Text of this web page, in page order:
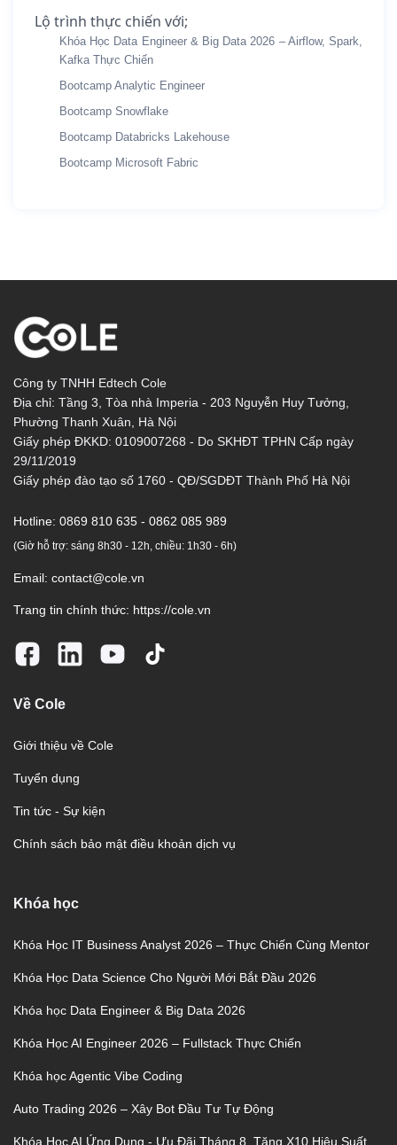
Lộ trình thực chiến với;
Khóa Học Data Engineer & Big Data 2026 – Airflow, Spark,
Kafka Thực Chiến
Bootcamp Analytic Engineer
Bootcamp Snowflake
Bootcamp Databricks Lakehouse
Bootcamp Microsoft Fabric
Công ty TNHH Edtech Cole
Địa chỉ: Tầng 3, Tòa nhà Imperia - 203 Nguyễn Huy Tưởng,
Phường Thanh Xuân, Hà Nội
Giấy phép ĐKKD: 0109007268 - Do SKHĐT TPHN Cấp ngày
29/11/2019
Giấy phép đào tạo số 1760 - QĐ/SGDĐT Thành Phố Hà Nội
Hotline: 0869 810 635 - 0862 085 989
(Giờ hỗ trợ: sáng 8h30 - 12h, chiều: 1h30 - 6h)
Email: contact@cole.vn
Trang tin chính thức: https://cole.vn
Về Cole
Giới thiệu về Cole
Tuyển dụng
Tin tức - Sự kiện
Chính sách bảo mật điều khoản dịch vụ
Khóa học
Khóa Học IT Business Analyst 2026 – Thực Chiến Cùng Mentor
Khóa Học Data Science Cho Người Mới Bắt Đầu 2026
Khóa học Data Engineer & Big Data 2026
Khóa Học AI Engineer 2026 – Fullstack Thực Chiến
Khóa học Agentic Vibe Coding
Auto Trading 2026 – Xây Bot Đầu Tư Tự Động
Khóa Học AI Ứng Dụng - Ưu Đãi Tháng 8, Tăng X10 Hiệu Suất